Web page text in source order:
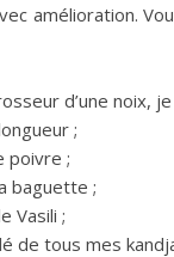
amélioration.
d’une noix,
;
poivre ;
baguette ;
Vasili ;
de tous mes